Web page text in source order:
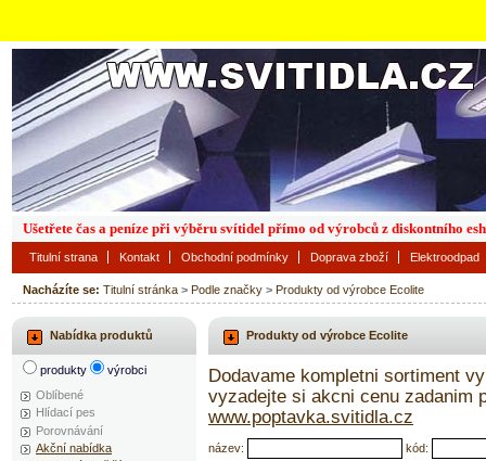
Nacházíte se: Titulní stránka > Podle značky > Produkty od výrobce Ecolite
Produkty od výrobce Ecolite
Dodavame kompletni sortiment
vyzadejte si akcni cenu zadanim
www.poptavka.svitidla.cz
název: kód:
Nabídka produktů
produkty
výrobci
Oblíbené
Hlídací pes
Porovnávání
Akční nabídka
Titulní strana Kontakt Obchodní podmínky Doprava zboží Elektroodpad
Ušetřete čas a peníze při výběru svítidel přímo od výrobců z diskontního